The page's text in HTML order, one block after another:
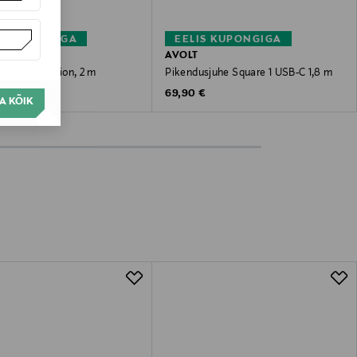
KÕIK
KUPONGIGA
Extension, 2 m
EELIS KUPONGIGA
AVOLT
Pikendusjuhe Square 1 USB-C 1,8 m
Original Price
69,90 €